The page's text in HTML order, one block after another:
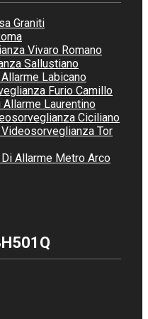
Graniti
Vivaro Romano
Sallustiano
Labicano
Furio Camillo
Laurentino
Ciciliano
Tor
Allarme Metro Arco